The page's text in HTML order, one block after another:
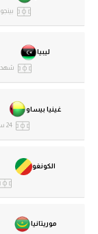
موريتانيا
الكونغو
غينيا بيساو
24 سبتمبر
ليبيا
بينجو